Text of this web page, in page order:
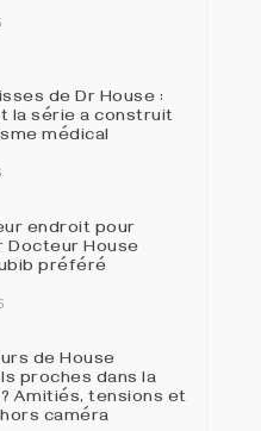
de Dr House :
la série a construit
médical
endroit pour
Docteur House
préféré
de House
proches dans la
Amitiés, tensions et
caméra